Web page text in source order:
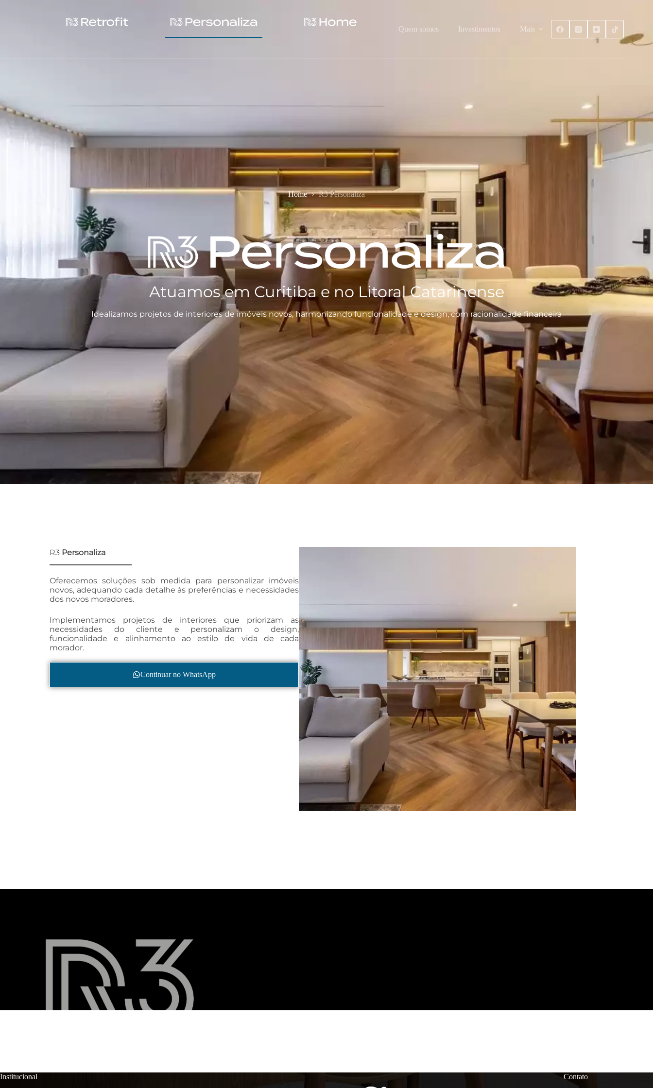
Quem somos Investimentos Mais
Home R3 Personaliza
Atuamos em Curitiba e no Litoral Catarinense
Idealizamos projetos de interiores de imóveis novos, harmonizando funcionalidade e design, com racionalidade financeira
R3 Personaliza
Oferecemos soluções sob medida para personalizar imóveis
novos, adequando cada detalhe às preferências e necessidades
dos novos moradores.
Implementamos projetos de interiores que priorizam as
necessidades do cliente e personalizam o design,
funcionalidade e alinhamento ao estilo de vida de cada
morador.
Continuar no WhatsApp
Institucional Contato